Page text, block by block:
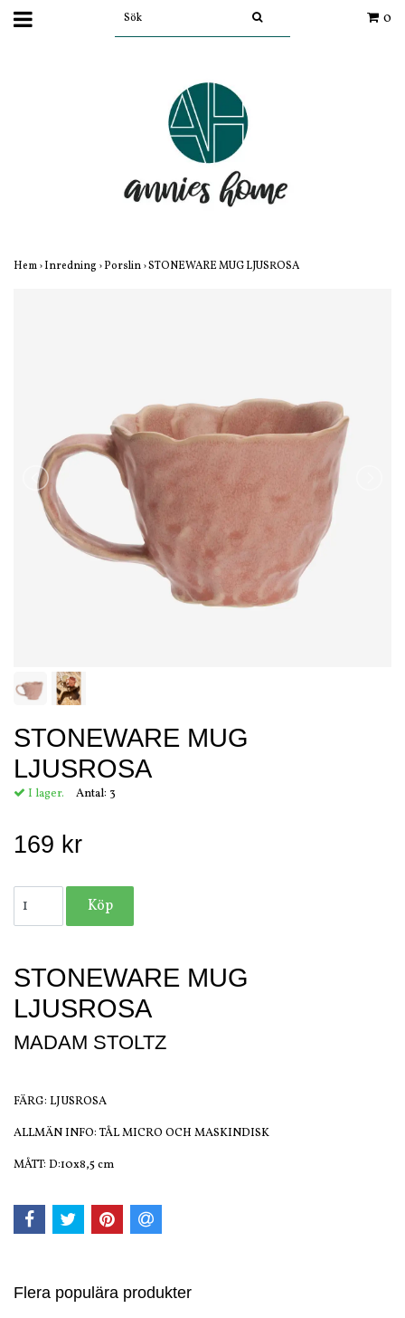
0
Hem›Inredning ›Porslin›STONEWARE MUG LJUSROSA
STONEWARE MUG
LJUSROSA
I lager. Antal: 3
169 kr
STONEWARE MUG
LJUSROSA
MADAM STOLTZ
FÄRG: LJUSROSA
ALLMÄN INFO: TÅL MICRO OCH MASKINDISK
MÅTT: D:10x8,5 cm
Flera populära produkter